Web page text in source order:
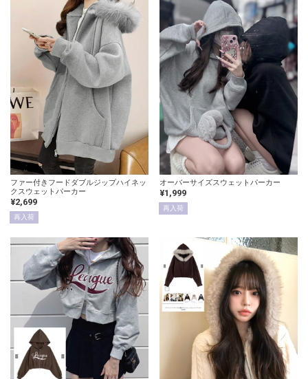
ファー付きフードダブルジップハイネッ
クスウェットパーカー
¥2,699
再入荷
オーバーサイズスウェットパーカー
¥1,999
再入荷